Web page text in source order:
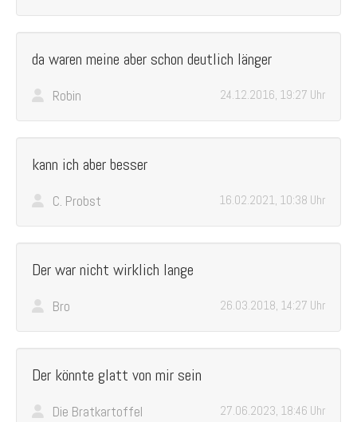
da waren meine aber schon deutlich länger
Robin 24.12.2016, 19:27 Uhr
kann ich aber besser
C. Probst 16.02.2021, 10:38 Uhr
Der war nicht wirklich lange
Bro 26.03.2018, 14:27 Uhr
Der könnte glatt von mir sein
Die Bratkartoffel 27.06.2023, 18:46 Uhr